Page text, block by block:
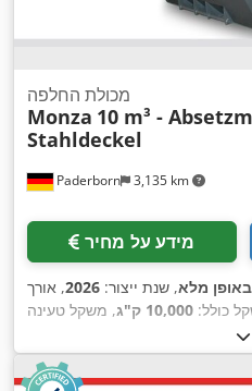
Paderborn 3,135 km
מכולת החלפה
Monza 10 m³ -
Stahldeckel
מידע על מחיר
מלא, שנת ייצור: 2026, אורך
כולל: 10,000 ק"ג
, משקל טעינה
908 ק"ג
, אורך אזור הטעינה:3,875 מ"מ
,
גובה תא המטען:2,000 מ"מ ,